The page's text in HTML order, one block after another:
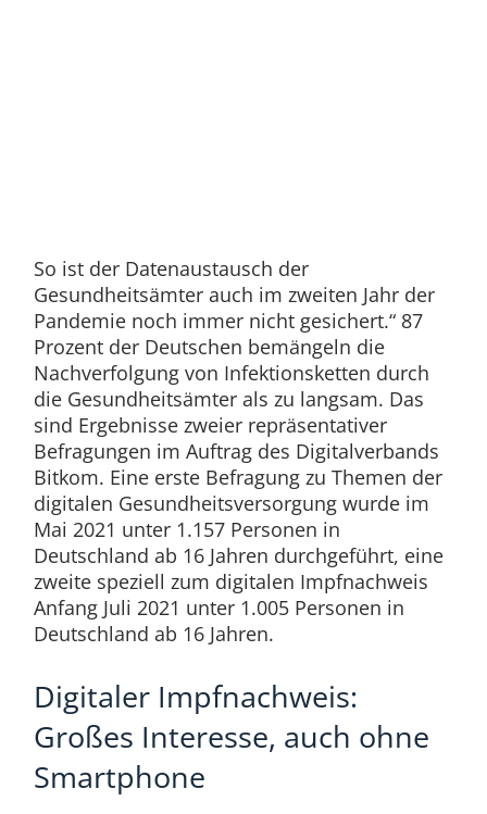
So ist der Datenaustausch der
Gesundheitsämter auch im zweiten Jahr der
Pandemie noch immer nicht gesichert.“ 87
Prozent der Deutschen bemängeln die
Nachverfolgung von Infektionsketten durch
die Gesundheitsämter als zu langsam. Das
sind Ergebnisse zweier repräsentativer
Befragungen im Auftrag des Digitalverbands
Bitkom. Eine erste Befragung zu Themen der
digitalen Gesundheitsversorgung wurde im
Mai 2021 unter 1.157 Personen in
Deutschland ab 16 Jahren durchgeführt, eine
zweite speziell zum digitalen Impfnachweis
Anfang Juli 2021 unter 1.005 Personen in
Deutschland ab 16 Jahren.
Digitaler Impfnachweis:
Großes Interesse, auch ohne
Smartphone